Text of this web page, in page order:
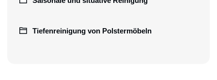
Tiefenreinigung von Polstermöbeln